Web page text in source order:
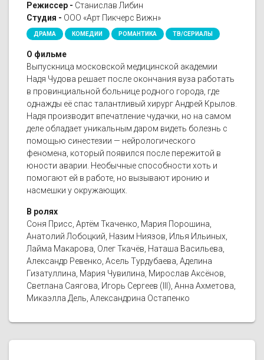
Режиссер - Станислав Либин
Студия - ООО «Арт Пикчерс Вижн»
ДРАМА КОМЕДИИ РОМАНТИКА ТВ/СЕРИАЛЫ
О фильме
Выпускница московской медицинской академии
Надя Чудова решает после окончания вуза работать
в провинциальной больнице родного города, где
однажды её спас талантливый хирург Андрей Крылов.
Надя производит впечатление чудачки, но на самом
деле обладает уникальным даром видеть болезнь с
помощью синестезии — нейрологического
феномена, который появился после пережитой в
юности аварии. Необычные способности хоть и
помогают ей в работе, но вызывают иронию и
насмешки у окружающих.
В ролях
Соня Присс, Артём Ткаченко, Мария Порошина,
Анатолий Лобоцкий, Назим Ниязов, Илья Ильиных,
Лайма Макарова, Олег Ткачёв, Наташа Васильева,
Александр Ревенко, Асель Турдубаева, Аделина
Гизатуллина, Мария Чувилина, Мирослав Аксёнов,
Светлана Саягова, Игорь Сергеев (III), Анна Ахметова,
Микаэлла Дель, Александрина Остапенко